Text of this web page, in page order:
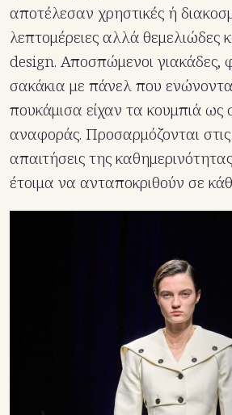
αποτέλεσαν χρηστικές ή
λεπτομέρειες αλλά θεμελιώδες
design. Αποσπώμενοι γιακάδες,
σακάκια με πάνελ που
πουκάμισα είχαν τα κουμπιά ως
αναφοράς. Προσαρμόζονται στις
απαιτήσεις της
έτοιμα να ανταποκριθούν σε